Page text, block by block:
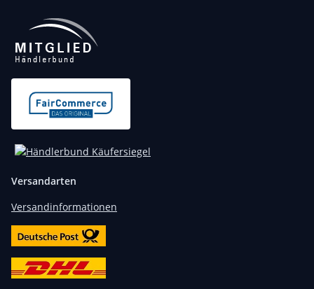
Versandarten
Versandinformationen